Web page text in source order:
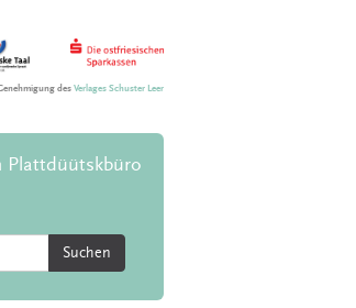
desVerlages Schuster Leer
Plattdüütskbüro
Suchen